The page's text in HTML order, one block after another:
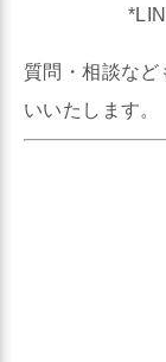
質問・相談な
いいたします。